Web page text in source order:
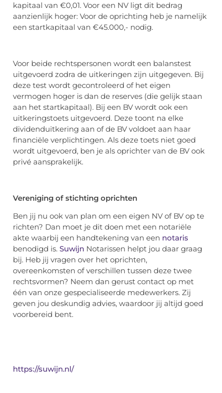
kapitaal van €0,01. Voor een NV ligt dit bedrag
aanzienlijk hoger: Voor de oprichting heb je namelijk
een startkapitaal van €45.000,- nodig.
Voor beide rechtspersonen wordt een balanstest
uitgevoerd zodra de uitkeringen zijn uitgegeven. Bij
deze test wordt gecontroleerd of het eigen
vermogen hoger is dan de reserves (die gelijk staan
aan het startkapitaal). Bij een BV wordt ook een
uitkeringstoets uitgevoerd. Deze toont na elke
dividenduitkering aan of de BV voldoet aan haar
financiële verplichtingen. Als deze toets niet goed
wordt uitgevoerd, ben je als oprichter van de BV ook
privé aansprakelijk.
Vereniging of stichting oprichten
Ben jij nu ook van plan om een eigen NV of BV op te
richten? Dan moet je dit doen met een notariële
akte waarbij een handtekening van een notaris
benodigd is. Suwijn Notarissen helpt jou daar graag
bij. Heb jij vragen over het oprichten,
overeenkomsten of verschillen tussen deze twee
rechtsvormen? Neem dan gerust contact op met
één van onze gespecialiseerde medewerkers. Zij
geven jou deskundig advies, waardoor jij altijd goed
voorbereid bent.
https://suwijn.nl/